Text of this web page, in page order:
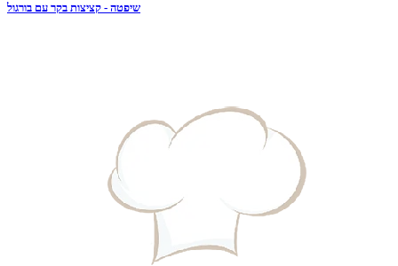
שיפטה - קציצות בקר עם בורגול